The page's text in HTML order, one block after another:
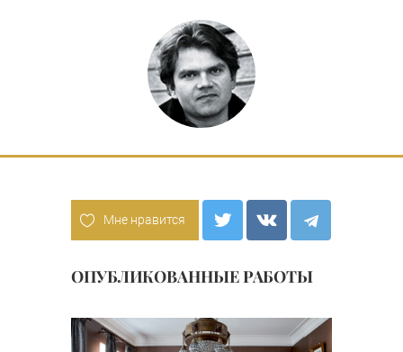
Мне нравится
ОПУБЛИКОВАННЫЕ РАБОТЫ